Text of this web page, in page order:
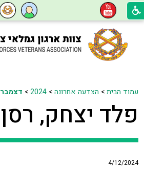
עמוד הבית> הצדעה אחרונה>
2024
> דצמבר
פלד יצחק, רסן
4/12/2024